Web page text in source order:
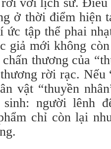
ở thời điểm hiện
tập thể phai
giả mới không
thương của
rời rạc. Nếu
vật “thuyền
người lênh
chỉ còn lại